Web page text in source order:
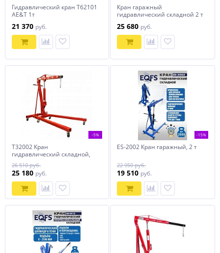
Гидравлический кран Т62101
AE&T 1т
21 370 руб.
Кран гаражный
гидравлический складной 2 т
25 680 руб.
-5%
T32002 Кран
гидравлический складной,
грузоподъемность 2 т.
26 510 руб.
25 180 руб.
-15%
ES-2002 Кран гаражный, 2 т
22 950 руб.
19 510 руб.